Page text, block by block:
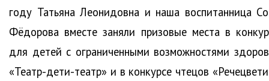
году Татьяна Леонидовна и наша воспитанница
Фёдорова вместе заняли призовые места в
для детей с ограниченными возможностями
«Театр-дети-театр» и в конкурсе чтецов